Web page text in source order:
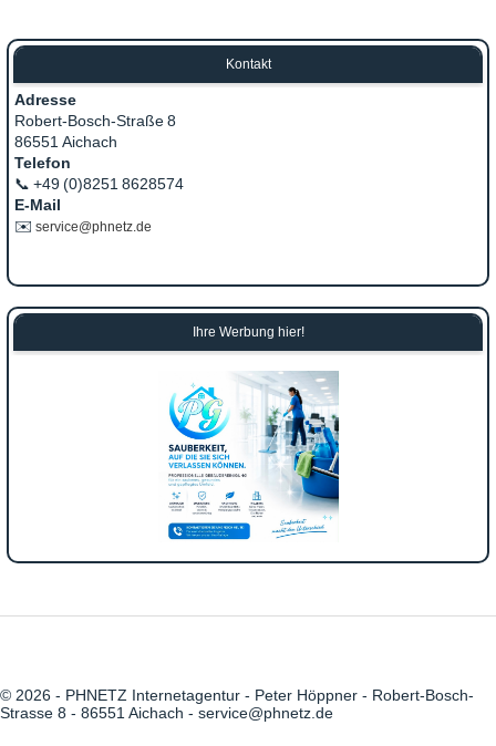
Kontakt
Adresse
Robert‑Bosch‑Straße 8
86551 Aichach
Telefon
📞 +49 (0)8251 8628574
E‑Mail
✉️ service@phnetz.de
Ihre Werbung hier!
© 2026 - PHNETZ Internetagentur - Peter Höppner - Robert-Bosch-
Strasse 8 - 86551 Aichach - service@phnetz.de